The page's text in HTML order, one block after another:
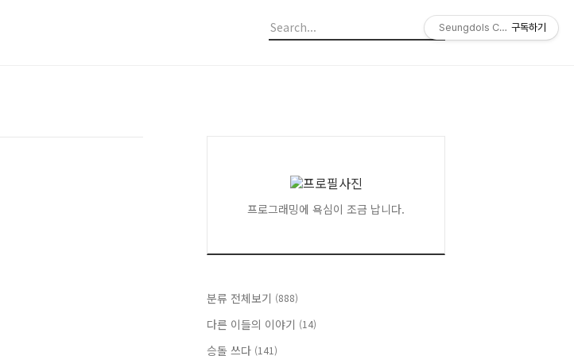
프로그래밍에 욕심이 조금 납니다.
분류 전체보기 (888)
다른 이들의 이야기 (14)
승돌 쓰다 (141)
Seungdols Company
구독하기